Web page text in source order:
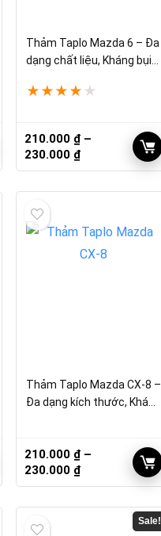
Thảm Taplo Mazda 6 – Đa
dạng chất liệu, Kháng bụi
★ ★ ★ ★ ★
210.000 ₫ –
230.000 ₫Khoảng
giá:
230.000 ₫
Thảm Taplo Mazda CX-8 –
Đa dạng kích thước, Kháng
210.000 ₫ –
230.000 ₫Khoảng
giá:
210.000 ₫ Sale!